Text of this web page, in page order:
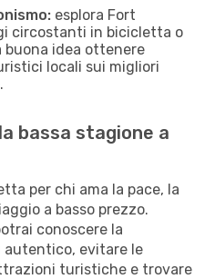
esplora Fort
circostanti in bicicletta o
buona idea ottenere
locali sui migliori
bassa stagione a
per chi ama la pace, la
a basso prezzo.
conoscere la
autentico, evitare le
turistiche e trovare